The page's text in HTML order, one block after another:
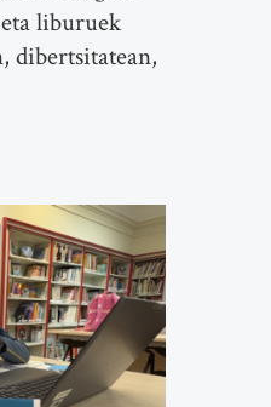
liburuek
dibertsitatean,